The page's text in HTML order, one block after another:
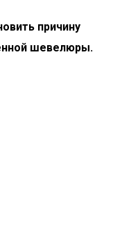
причину
шевелюры.